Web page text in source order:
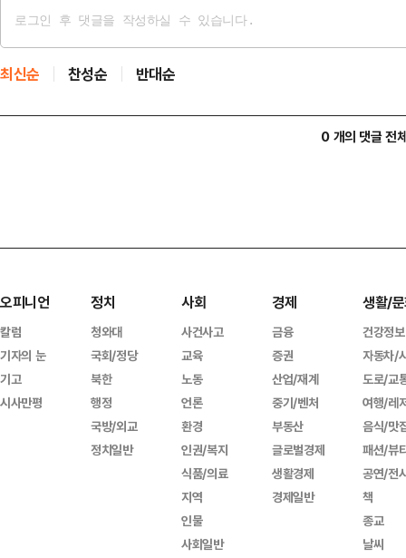
최신순 찬성순 반대순
0 개의 댓글 전
오피니언
칼럼
기자의 눈
기고
시사만평
정치
청와대
국회/정당
북한
행정
국방/외교
정치일반
사회
사건사고
교육
노동
언론
환경
인권/복지
식품/의료
지역
인물
사회일반
경제
금융
증권
산업/재계
중기/벤처
부동산
글로벌경제
생활경제
경제일반
생활/
건강정보
자동차/
도로/교
여행/레
음식/맛
패션/뷰
공연/전
책
종교
날씨